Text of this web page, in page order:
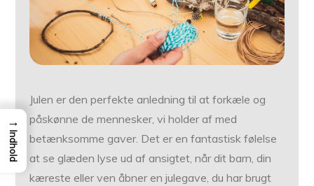
Julen er den perfekte anledning til at forkæle og
påskønne de mennesker, vi holder af med
betænksomme gaver. Det er en fantastisk følelse
at se glæden lyse ud af ansigtet, når dit barn, din
kæreste eller ven åbner en julegave, du har brugt
→
Indhold